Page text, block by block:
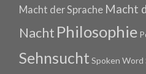
Macht der Sprache Macht
Nacht Philosophie
Sehnsucht Spoken Word